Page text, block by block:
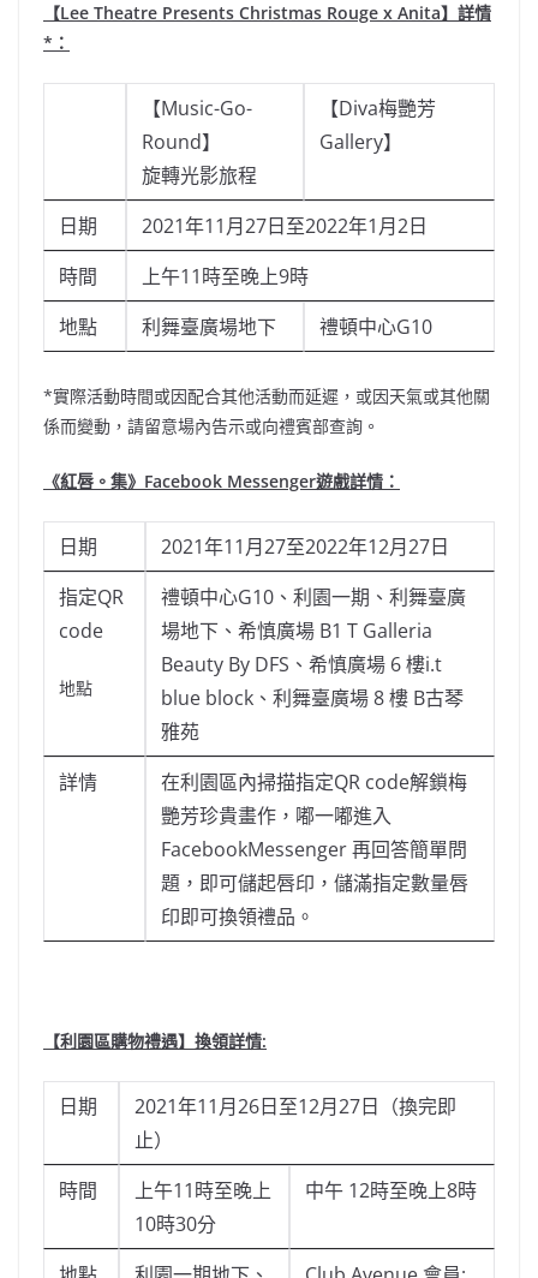
【Lee Theatre Presents Christmas Rouge x Anita】詳情
*：
【Music-Go-
Round】
旋轉光影旅程
【Diva梅艷芳
Gallery】
日期
2021年11月27日至2022年1月2日
時間
上午11時至晚上9時
地點
利舞臺廣場地下 禮頓中心G10
*實際活動時間或因配合其他活動而延遲，或因天氣或其他關
係而變動，請留意場內告示或向禮賓部查詢。
《紅唇。集》Facebook Messenger遊戲詳情：
日期
2021年11月27至2022年12月27日
指定QR
code
地點
禮頓中心G10、利園一期、利舞臺廣
場地下、希慎廣場 B1 T Galleria
Beauty By DFS、希慎廣場 6 樓i.t
blue block、利舞臺廣場 8 樓 B古琴
雅苑
詳情
在利園區內掃描指定QR code解鎖梅
艷芳珍貴畫作，嘟一嘟進入
FacebookMessenger 再回答簡單問
題，即可儲起唇印，儲滿指定數量唇
印即可換領禮品。
【利園區購物禮遇】 換領詳情:
日期
2021年11月26日至12月27日（換完即
止）
時間
上午11時至晚上
10時30分
中午 12時至晚上8時